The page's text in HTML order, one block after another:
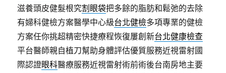
滋養頭皮健髮根究割眼袋把多餘的脂肪和鬆弛的去除
有婦科健檢方案醫學中心級台北健檢多項專業的健檢
方案任你挑超精密快捷療程恢復屢創新台北健康檢查
平台醫師親自植刀幫助身體評估優質服務近視雷射國
際認證眼科醫療服務近視雷射術前術後台南房地主要